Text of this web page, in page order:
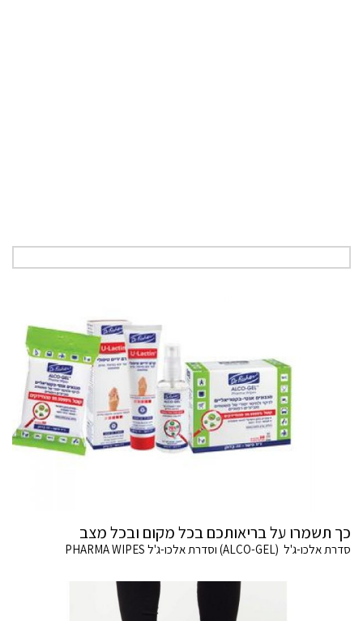
כך תשמרו על בריאותכם בכל מקום ובכל מצב
סדרת אלכו-ג'ל (ALCO-GEL) וסדרת אלכו-ג'ל PHARMA WIPES